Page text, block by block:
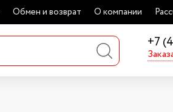
Обмен и возврат О компании
+7